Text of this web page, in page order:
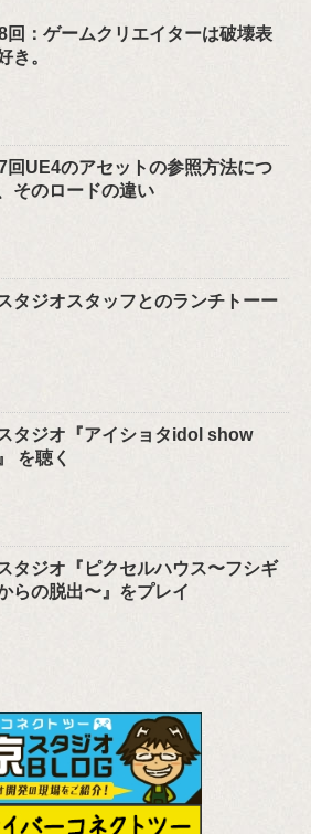
回：ゲームクリエイターは破壊表
き。
回UE4のアセットの参照方法につ
そのロードの違い
タジオスタッフとのランチトーー
タジオ『アイショタidol show
を聴く
タジオ『ピクセルハウス〜フシギ
らの脱出〜』をプレイ